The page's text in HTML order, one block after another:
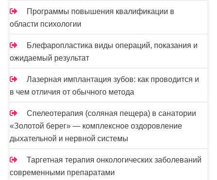
Программы повышения квалификации в
области психологии
Блефаропластика виды операций, показания и
ожидаемый результат
Лазерная имплантация зубов: как проводится и
в чем отличия от обычного метода
Спелеотерапия (соляная пещера) в санатории
«Золотой берег» — комплексное оздоровление
дыхательной и нервной системы
Таргетная терапия онкологических заболеваний
современными препаратами